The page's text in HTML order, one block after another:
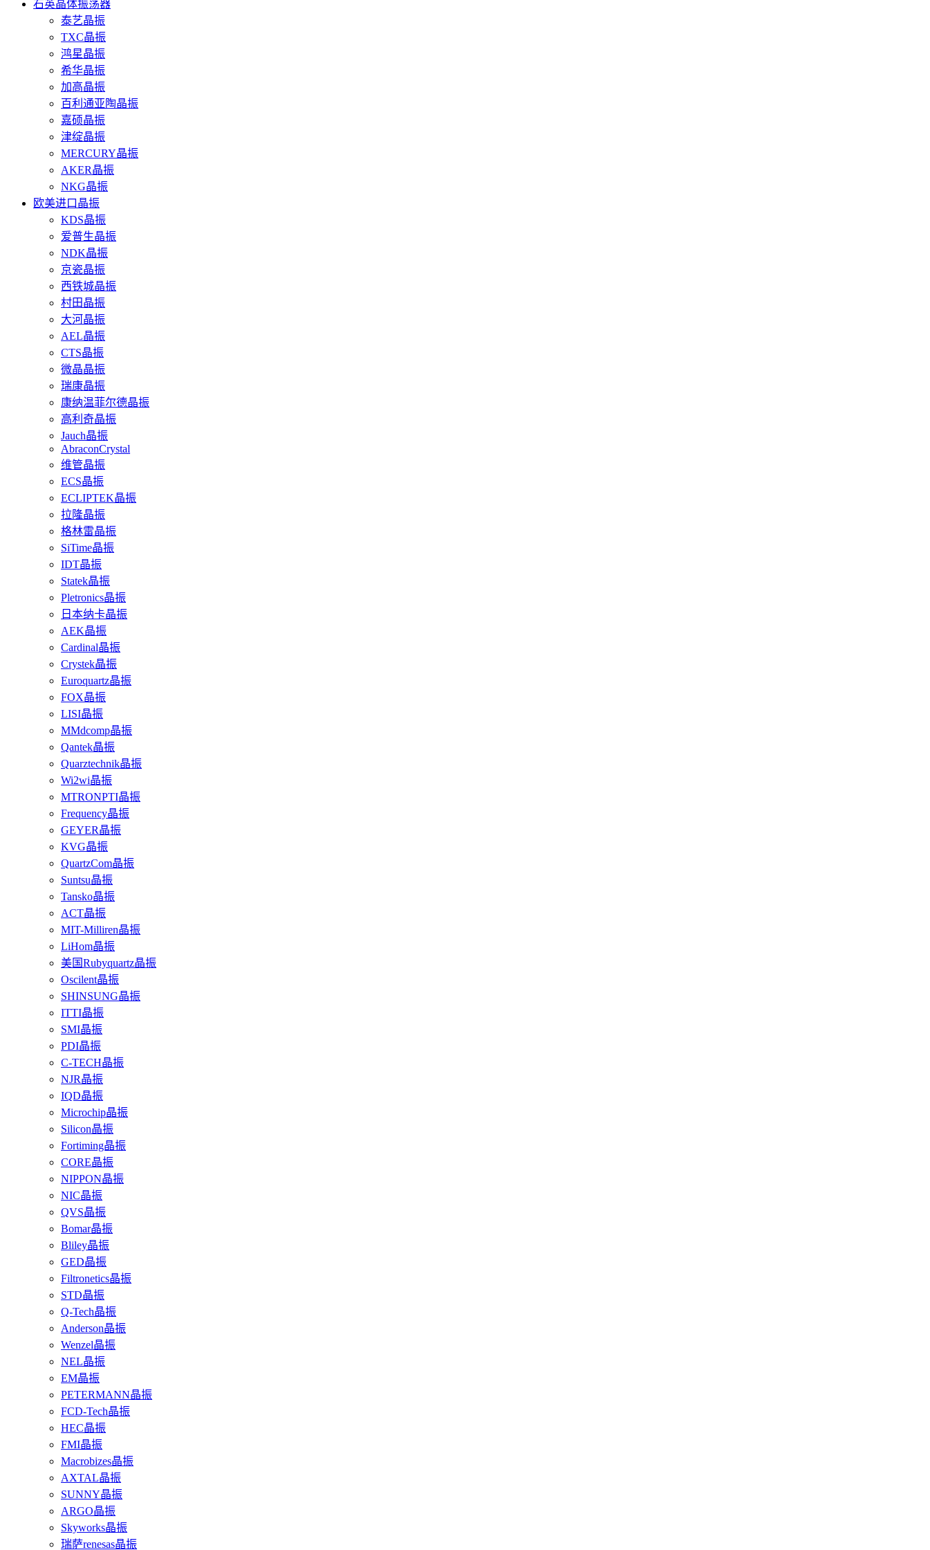
石英晶体振荡器
泰艺晶振
TXC晶振
鸿星晶振
希华晶振
加高晶振
百利通亚陶晶振
嘉硕晶振
津绽晶振
MERCURY晶振
AKER晶振
NKG晶振
欧美进口晶振
KDS晶振
爱普生晶振
NDK晶振
京瓷晶振
西铁城晶振
村田晶振
大河晶振
AEL晶振
CTS晶振
微晶晶振
瑞康晶振
康纳温菲尔德晶振
高利奇晶振
Jauch晶振
AbraconCrystal
维管晶振
ECS晶振
ECLIPTEK晶振
拉隆晶振
格林雷晶振
SiTime晶振
IDT晶振
Statek晶振
Pletronics晶振
日本纳卡晶振
AEK晶振
Cardinal晶振
Crystek晶振
Euroquartz晶振
FOX晶振
LISI晶振
MMdcomp晶振
Qantek晶振
Quarztechnik晶振
Wi2wi晶振
MTRONPTI晶振
Frequency晶振
GEYER晶振
KVG晶振
QuartzCom晶振
Suntsu晶振
Tansko晶振
ACT晶振
MIT-Milliren晶振
LiHom晶振
美国Rubyquartz晶振
Oscilent晶振
SHINSUNG晶振
ITTI晶振
SMI晶振
PDI晶振
C-TECH晶振
NJR晶振
IQD晶振
Microchip晶振
Silicon晶振
Fortiming晶振
CORE晶振
NIPPON晶振
NIC晶振
QVS晶振
Bomar晶振
Bliley晶振
GED晶振
Filtronetics晶振
STD晶振
Q-Tech晶振
Anderson晶振
Wenzel晶振
NEL晶振
EM晶振
PETERMANN晶振
FCD-Tech晶振
HEC晶振
FMI晶振
Macrobizes晶振
AXTAL晶振
SUNNY晶振
ARGO晶振
Skyworks晶振
瑞萨renesas晶振